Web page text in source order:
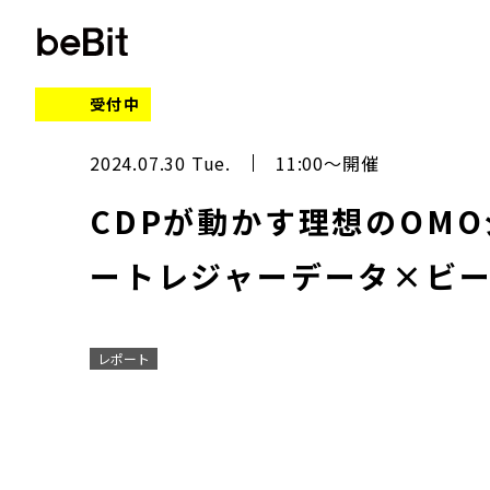
受付中
2024.07.30 Tue. 11:00～開催
CDPが動かす理想の
ートレジャーデータ×ビ
レポート